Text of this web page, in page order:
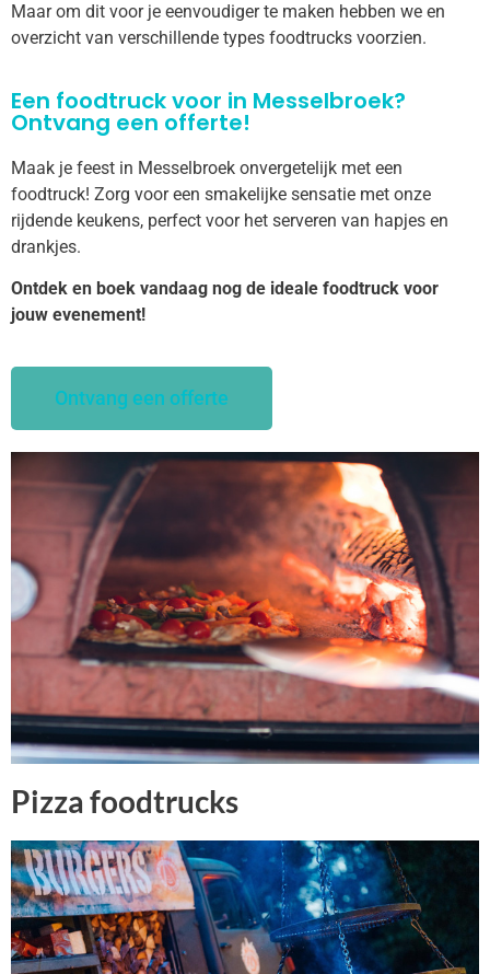
Maar om dit voor je eenvoudiger te maken hebben we en
overzicht van verschillende types foodtrucks voorzien.
Een foodtruck voor in Messelbroek?
Ontvang een offerte!
Maak je feest in Messelbroek onvergetelijk met een
foodtruck! Zorg voor een smakelijke sensatie met onze
rijdende keukens, perfect voor het serveren van hapjes en
drankjes.
Ontdek en boek vandaag nog de ideale foodtruck voor
jouw evenement!
Ontvang een offerte
Pizza foodtrucks